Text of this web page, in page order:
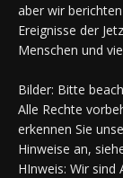
aber wir
Ereignisse der
Menschen und
Bilder: Bitte
Alle Rechte
erkennen Sie
Hinweise an,
HInweis: Wir